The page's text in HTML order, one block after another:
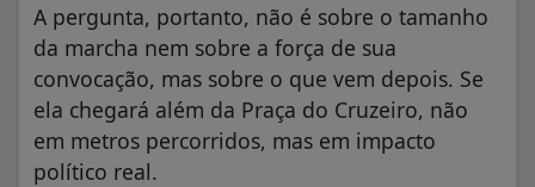
A pergunta, portanto, não é sobre o tamanho
da marcha nem sobre a força de sua
convocação, mas sobre o que vem depois. Se
ela chegará além da Praça do Cruzeiro, não
em metros percorridos, mas em impacto
político real.